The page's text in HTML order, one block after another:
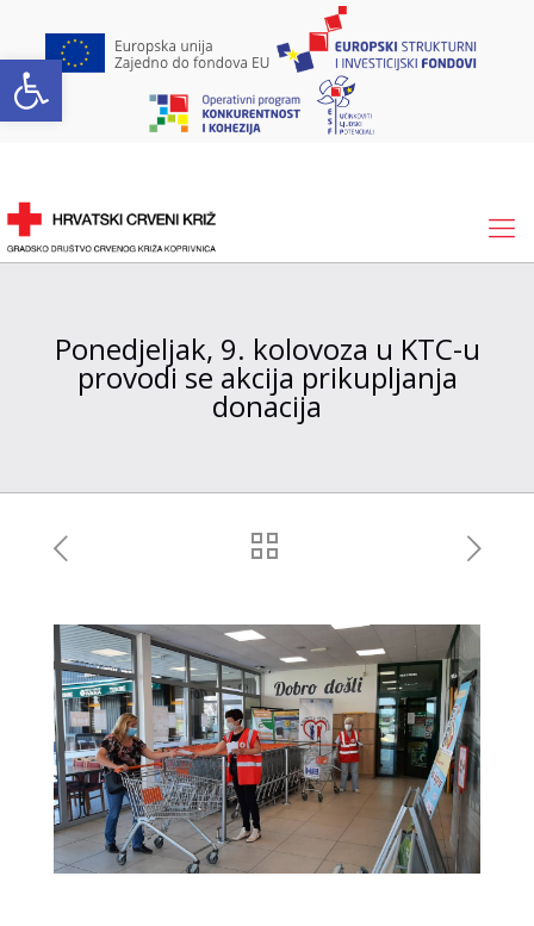
Open toolbar
Ponedjeljak, 9. kolovoza u KTC-u
provodi se akcija prikupljanja
donacija